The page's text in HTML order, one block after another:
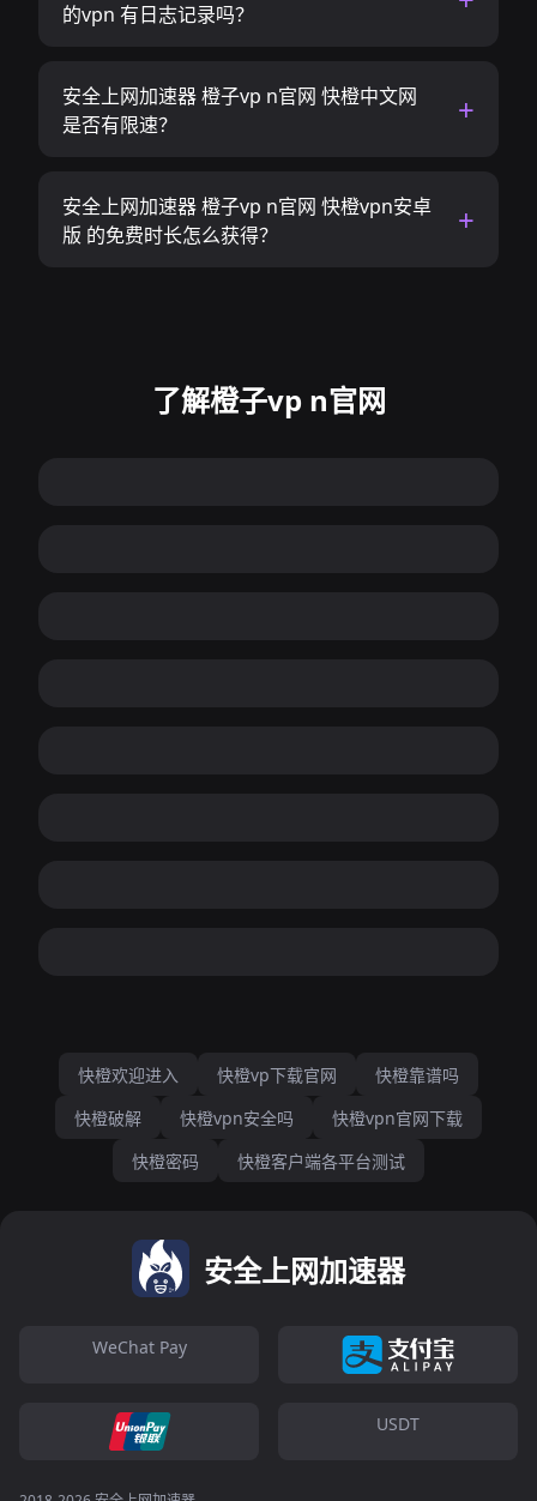
的vpn 有日志记录吗？
安全上网加速器 橙子vp n官网 快橙中文网
是否有限速？
安全上网加速器 橙子vp n官网 快橙vpn安卓
版 的免费时长怎么获得？
了解橙子vp n官网
快橙欢迎进入 快橙vp下载官网
快橙靠谱吗
快橙破解
快橙vpn安全吗
快橙vpn官网下载
快橙密码
快橙客户端各平台测试
安全上网加速器
WeChat Pay
USDT